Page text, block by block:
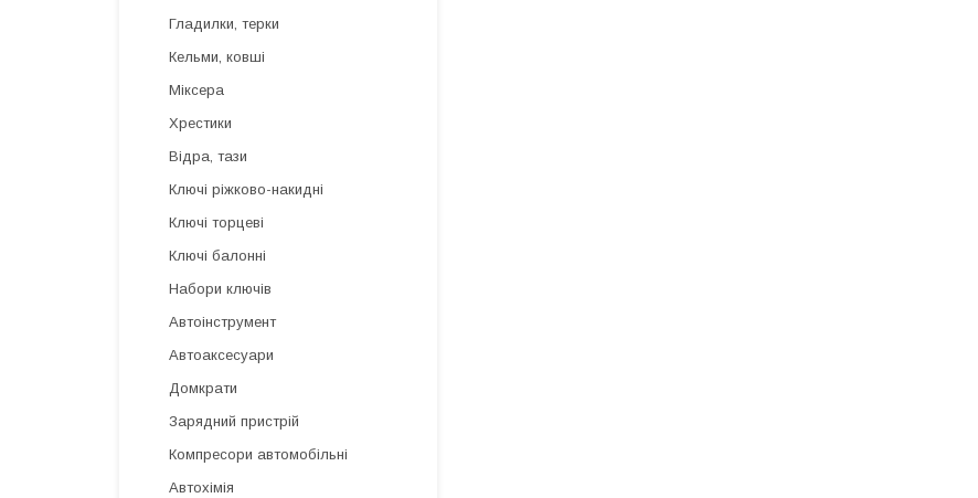
Гладилки, терки
Кельми, ковші
Міксера
Хрестики
Відра, тази
Ключі ріжково-накидні
Ключі торцеві
Ключі балонні
Набори ключів
Автоінструмент
Автоаксесуари
Домкрати
Зарядний пристрій
Компресори автомобільні
Автохімія